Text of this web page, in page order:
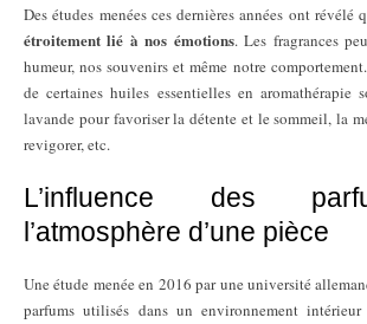
Des études menées ces dernières années ont révélé
étroitement lié à nos émotions. Les fragrances
humeur, nos souvenirs et même notre
de certaines huiles essentielles en
lavande pour favoriser la détente et le sommeil, la
revigorer, etc.
L’influence des
l’atmosphère d’une pièce
Une étude menée en 2016 par une université
parfums utilisés dans un environnement